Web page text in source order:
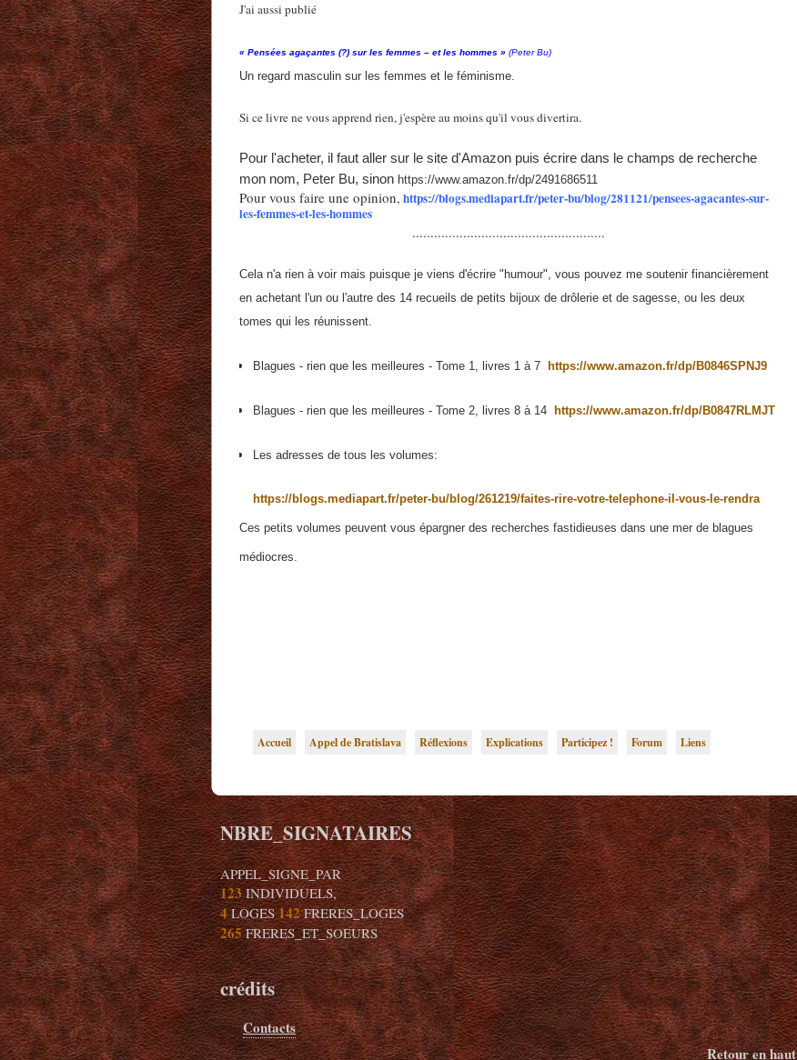
J'ai aussi publié
« Pensées agaçantes (?) sur les femmes – et les hommes » (Peter Bu)
Un regard masculin sur les femmes et le féminisme.
Si ce livre ne vous apprend rien, j'espère au moins qu'il vous divertira.
Pour l'acheter, il faut aller sur le site d'Amazon puis écrire dans le champs de recherche
mon nom, Peter Bu, sinon https://www.amazon.fr/dp/2491686511
Pour vous faire une opinion, https://blogs.mediapart.fr/peter-bu/blog/281121/pensees-agacantes-sur-
les-femmes-et-les-hommes
.....................................................
Cela n'a rien à voir mais puisque je viens d'écrire "humour", vous pouvez me soutenir financièrement
en achetant l'un ou l'autre des 14 recueils de petits bijoux de drôlerie et de sagesse, ou les deux
tomes qui les réunissent.
Blagues - rien que les meilleures - Tome 1, livres 1 à 7 https://www.amazon.fr/dp/B0846SPNJ9
Blagues - rien que les meilleures - Tome 2, livres 8 à 14 https://www.amazon.fr/dp/B0847RLMJT
Les adresses de tous les volumes:
https://blogs.mediapart.fr/peter-bu/blog/261219/faites-rire-votre-telephone-il-vous-le-rendra
Ces petits volumes peuvent vous épargner des recherches fastidieuses dans une mer de blagues
médiocres.
Accueil Appel de Bratislava Réflexions Explications Participez ! Forum Liens
NBRE_SIGNATAIRES
APPEL_SIGNE_PAR
123INDIVIDUELS,
4LOGES142FRERES_LOGES
265FRERES_ET_SOEURS
crédits
Contacts
Retour en haut